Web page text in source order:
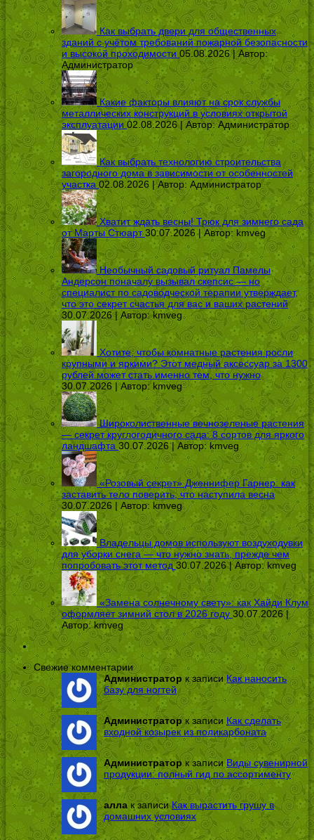
Как выбрать двери для общественных
зданий с учётом требований пожарной безопасности
и высокой проходимости 05.08.2026 | Автор:
Администратор
Какие факторы влияют на срок службы
металлических конструкций в условиях открытой
эксплуатации 02.08.2026 | Автор:Администратор
Как выбрать технологию строительства
загородного дома в зависимости от особенностей
участка 02.08.2026 | Автор: Администратор
Хватит ждать весны! Трюк для зимнего сада
от Марты Стюарт 30.07.2026 | Автор: kmveg
Необычный садовый ритуал Памелы
Андерсон поначалу вызывал скепсис — но
специалист по садоводческой терапии утверждает,
что это секрет счастья для вас и ваших растений
30.07.2026 | Автор:kmveg
Хотите, чтобы комнатные растения росли
крупными и яркими? Этот медный аксессуар за 1300
рублей может стать именно тем, что нужно
30.07.2026 | Автор: kmveg
Широколиственные вечнозеленые растения
— секрет круглогодичного сада: 8 сортов для яркого
ландшафта 30.07.2026 | Автор:kmveg
«Розовый секрет» Дженнифер Гарнер: как
заставить тело поверить, что наступила весна
30.07.2026 | Автор: kmveg
Владельцы домов используют воздуходувки
для уборки снега — что нужно знать, прежде чем
попробовать этот метод 30.07.2026 | Автор:kmveg
«Замена солнечному свету»: как Хайди Клум
оформляет зимний стол в 2026 году 30.07.2026 |
Автор:kmveg
Свежие комментарии
Администраторк записи Как наносить
базу для ногтей
Администраторк записи Как сделать
входной козырек из поликарбоната
Администратор к записиВиды сувенирной
продукции: полный гид по ассортименту
аллак записиКак вырастить грушу в
домашних условиях